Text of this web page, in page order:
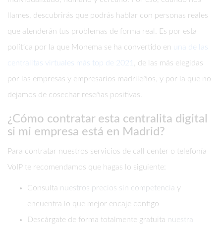
llames, descubrirás que podrás hablar con personas reales
que atenderán tus problemas de forma real. Es por esta
política por la que Monema se ha convertido en una de las
centralitas virtuales más top de 2021
, de las más elegidas
por las empresas y empresarios madrileños, y por la que no
dejamos de cosechar reseñas positivas.
¿Cómo contratar esta centralita digital
si mi empresa está en Madrid?
Para contratar nuestros servicios de call center o telefonía
VoIP te recomendamos que hagas lo siguiente:
Consulta nuestros precios sin competencia y
encuentra lo que mejor encaje contigo
Descárgate de forma totalmente gratuita nuestra